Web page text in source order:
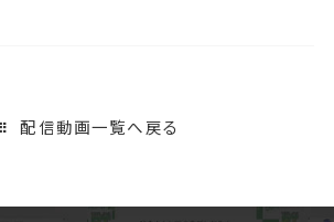
配信動画一覧へ戻る